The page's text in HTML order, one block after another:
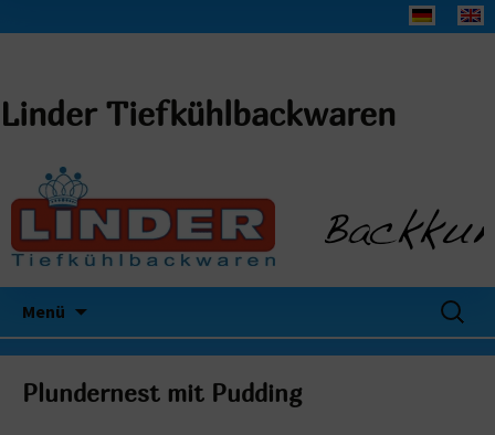
Linder Tiefkühlbackwaren
Menü
Suchen
nach:
Plundernest mit Pudding